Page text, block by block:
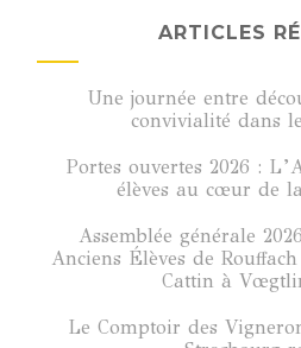
ARTICLES
Une journée entre
convivialité dans
Portes ouvertes 2026 :
élèves au cœur de
Assemblée générale
Anciens Élèves de
Cattin à
Le Comptoir des